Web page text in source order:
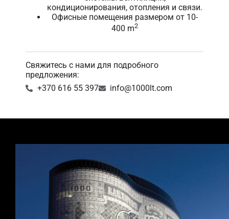
кондиционирования, отопления и связи.
Офисные помещения размером от 10-
400 m2
Свяжитесь с нами для подробного
предложения:
+370 616 55 397
info@1000lt.com